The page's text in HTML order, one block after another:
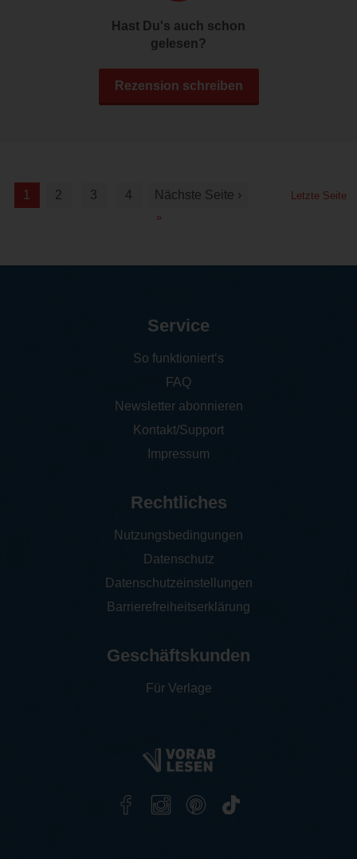
Hast Du's auch schon
gelesen?
Rezension schreiben
1 2 3 4 Nächste Seite ›
Letzte Seite
»
Service
So funktioniert‘s
FAQ
Newsletter abonnieren
Kontakt/Support
Impressum
Rechtliches
Nutzungsbedingungen
Datenschutz
Datenschutzeinstellungen
Barrierefreiheitserklärung
Geschäftskunden
Für Verlage